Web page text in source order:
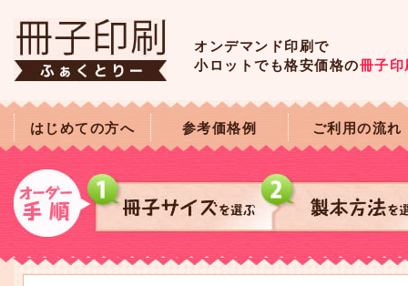
オンデマンド印刷で
小ロットでも格安価格の冊子
はじめての方へ 参考価格例 ご利用の流れ